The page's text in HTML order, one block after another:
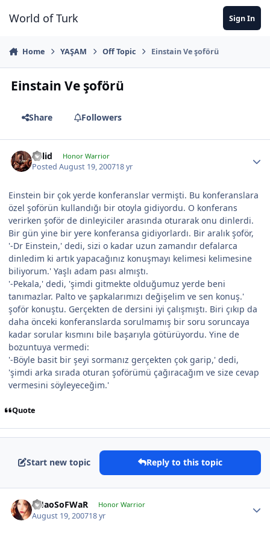
World of Turk Sign In
Home YAŞAM Off Topic Einstain Ve şoförü
Einstain Ve şoförü
Share Followers
Solid Honor Warrior
PostedAugust 19, 200718 yr
Einstein bir çok yerde konferanslar vermişti. Bu konferanslara
özel şoförün kullandığı bir otoyla gidiyordu. O konferans
verirken şoför de dinleyiciler arasında oturarak onu dinlerdi.
Bir gün yine bir yere konferansa gidiyorlardı. Bir aralık şoför,
'-Dr Einstein,' dedi, sizi o kadar uzun zamandır defalarca
dinledim ki artık yapacağınız konuşmayı kelimesi kelimesine
biliyorum.' Yaşlı adam pası almıştı.
'-Pekala,' dedi, 'şimdi gitmekte olduğumuz yerde beni
tanımazlar. Palto ve şapkalarımızı değişelim ve sen konuş.'
şoför konuştu. Gerçekten de dersini iyi çalışmıştı. Biri çıkıp da
daha önceki konferanslarda sorulmamış bir soru soruncaya
kadar sorular kısmını bile başarıyla götürüyordu. Yine de
bozuntuya vermedi:
'-Böyle basit bir şeyi sormanız gerçekten çok garip,' dedi,
'şimdi arka sırada oturan şoförümü çağıracağım ve size cevap
vermesini söyleyeceğim.'
Quote
Start new topic Reply to this topic
CHaoSoFWaR Honor Warrior
August 19, 200718 yr